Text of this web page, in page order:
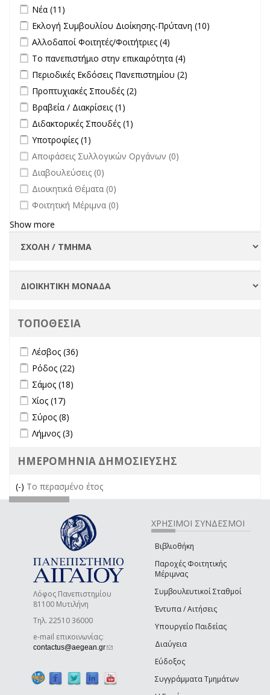
Apply Νέα filter
Νέα (11)
Apply Εκλογή Συμβουλίου Διοίκησης-Πρύτανη filter
Εκλογή Συμβουλίου Διοίκησης-Πρύτανη (10)
Apply Αλλοδαποί Φοιτητές/Φοιτήτριες filter
Αλλοδαποί Φοιτητές/Φοιτήτριες (4)
filter
Apply Το πανεπιστήμιο στην επικαιρότητα filter
Το πανεπιστήμιο στην επικαιρότητα (4)
επικαιρότητα filter
Apply Περιοδικές Εκδόσεις Πανεπιστημίου filter
Περιοδικές Εκδόσεις Πανεπιστημίου (2)
Apply Προπτυχιακές Σπουδές filter
Προπτυχιακές Σπουδές (2)
Apply Βραβεία / Διακρίσεις filter
Βραβεία / Διακρίσεις (1)
Apply Διδακτορικές Σπουδές filter
Διδακτορικές Σπουδές (1)
Apply Υποτροφίες filter
Υποτροφίες (1)
undefined
Αποφάσεις Συλλογικών Οργάνων (0)
undefined
Διαβουλεύσεις (0)
undefined
Διοικητικά Θέματα (0)
undefined
Φοιτητική Μέριμνα (0)
Show more
ΤΟΠΟΘΕΣΙΑ
Apply Λέσβος filter
Λέσβος (36)
Apply Ρόδος filter
Ρόδος (22)
Apply Σάμος filter
Σάμος (18)
Apply Χίος filter
Χίος (17)
Apply Σύρος filter
Σύρος (8)
Apply Λήμνος filter
Λήμνος (3)
ΗΜΕΡΟΜΗΝΙΑ ΔΗΜΟΣΙΕΥΣΗΣ
(-) Remove Το περασμένο έτος filter
Το περασμένο έτος
Λόφος Πανεπιστημίου
81100 Μυτιλήνη
Τηλ. 22510 36000
e-mail επικοινωνίας:
contactus@aegean.gr(link sends e-mail)
ΧΡΗΣΙΜΟΙ ΣΥΝΔΕΣΜΟΙ
Βιβλιοθήκη
Παροχές Φοιτητικής
Μέριμνας
Συμβουλευτικοί Σταθμοί
Έντυπα / Αιτήσεις
Υπουργείο Παιδείας
Διαύγεια
Εύδοξος
Συγγράμματα Τμημάτων